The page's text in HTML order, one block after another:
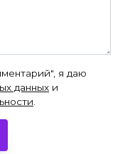
я даю
данных и
.